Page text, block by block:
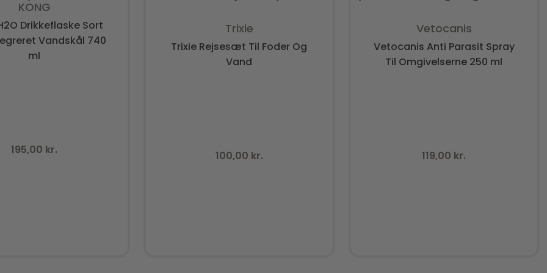
KONG
Drikkeflaske Sort
Vandskål 740
ml
195,00 kr.
Trixie
Trixie Rejsesæt Til Foder Og
Vand
100,00 kr.
Vetocanis
Vetocanis Anti Parasit Spray
Til Omgivelserne 250 ml
119,00 kr.